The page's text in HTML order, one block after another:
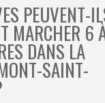
PEUVENT-
MARCHER 6
DANS LA
SAINT-